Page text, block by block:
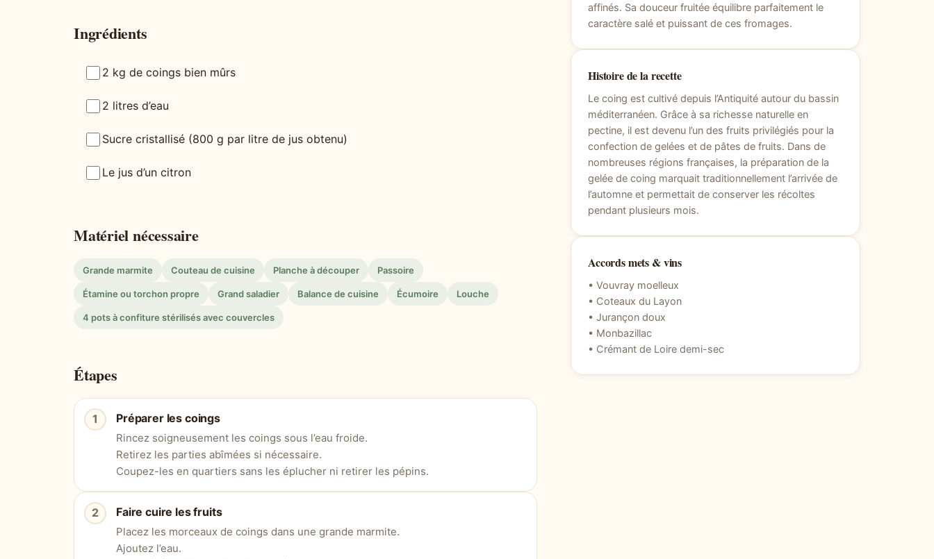
Ingrédients
2 kg de coings bien mûrs
2 litres d’eau
Sucre cristallisé (800 g par litre de jus obtenu)
Le jus d’un citron
Matériel nécessaire
Grande marmite Couteau de cuisine Planche à découper Passoire
Étamine ou torchon propre Grand saladier Balance de cuisine Écumoire Louche
4 pots à confiture stérilisés avec couvercles
Étapes
Préparer les coings
Rincez soigneusement les coings sous l’eau froide.
Retirez les parties abîmées si nécessaire.
Coupez-les en quartiers sans les éplucher ni retirer les pépins.
Faire cuire les fruits
Placez les morceaux de coings dans une grande marmite.
Ajoutez l’eau.
affinés. Sa douceur fruitée équilibre parfaitement le
caractère salé et puissant de ces fromages.
Histoire de la recette
Le coing est cultivé depuis l’Antiquité autour du bassin
méditerranéen. Grâce à sa richesse naturelle en
pectine, il est devenu l’un des fruits privilégiés pour la
confection de gelées et de pâtes de fruits. Dans de
nombreuses régions françaises, la préparation de la
gelée de coing marquait traditionnellement l’arrivée de
l’automne et permettait de conserver les récoltes
pendant plusieurs mois.
Accords mets & vins
• Vouvray moelleux
• Coteaux du Layon
• Jurançon doux
• Monbazillac
• Crémant de Loire demi-sec